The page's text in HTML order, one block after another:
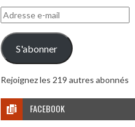
Adresse
e-
mail
S'abonner
Rejoignez les 219 autres abonnés
FACEBOOK